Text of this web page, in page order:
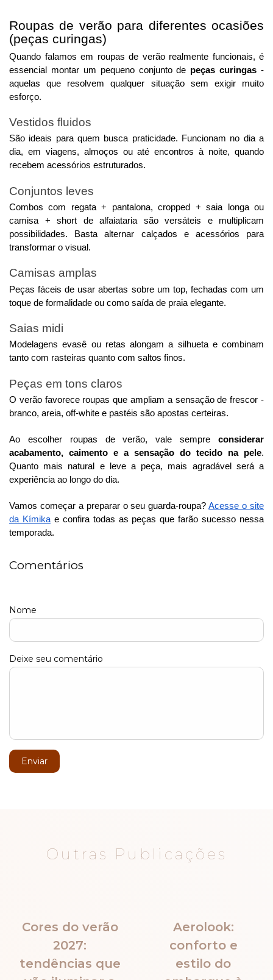
Roupas de verão para diferentes ocasiões
(peças curingas)
Quando falamos em roupas de verão realmente funcionais, é
essencial montar um pequeno conjunto de peças curingas -
aquelas que resolvem qualquer situação sem exigir muito
esforço.
Vestidos fluidos
São ideais para quem busca praticidade. Funcionam no dia a
dia, em viagens, almoços ou até encontros à noite, quando
recebem acessórios estruturados.
Conjuntos leves
Combos com regata + pantalona, cropped + saia longa ou
camisa + short de alfaiataria são versáteis e multiplicam
possibilidades. Basta alternar calçados e acessórios para
transformar o visual.
Camisas amplas
Peças fáceis de usar abertas sobre um top, fechadas com um
toque de formalidade ou como saída de praia elegante.
Saias midi
Modelagens evasê ou retas alongam a silhueta e combinam
tanto com rasteiras quanto com saltos finos.
Peças em tons claros
O verão favorece roupas que ampliam a sensação de frescor -
branco, areia, off-white e pastéis são apostas certeiras.
Ao escolher roupas de verão, vale sempre considerar
acabamento, caimento e a sensação do tecido na pele.
Quanto mais natural e leve a peça, mais agradável será a
experiência ao longo do dia.
Vamos começar a preparar o seu guarda-roupa?Acesse o site
da Kímikae confira todas as peças que farão sucesso nessa
temporada.
Comentários
Nome
Deixe seu comentário
Enviar
Outras Publicações
Cores do verão
2027:
tendências que
Aerolook:
conforto e
estilo do